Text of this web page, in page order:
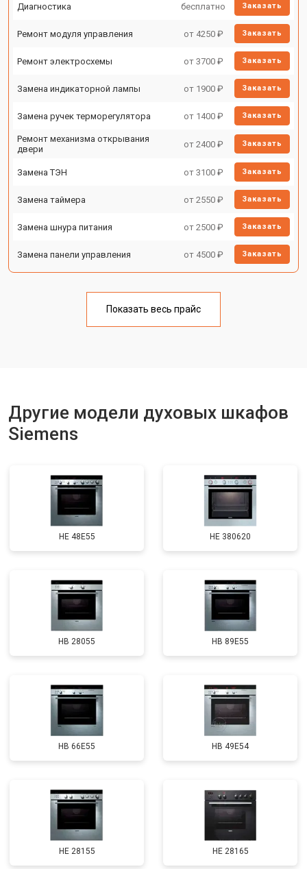
Диагностика бесплатно Заказать
Ремонт модуля управления от 4250 ₽ Заказать
Ремонт электросхемы от 3700 ₽ Заказать
Замена индикаторной лампы от 1900 ₽ Заказать
Замена ручек терморегулятора от 1400 ₽ Заказать
Ремонт механизма открывания
двери
от 2400 ₽ Заказать
Замена ТЭН от 3100 ₽ Заказать
Замена таймера от 2550 ₽ Заказать
Замена шнура питания от 2500 ₽ Заказать
Замена панели управления от 4500 ₽ Заказать
Показать весь прайс
Другие модели духовых шкафов
Siemens
HE 48E55 HE 380620
HB 28055 HB 89E55
HB 66E55 HB 49E54
HE 28155 HE 28165